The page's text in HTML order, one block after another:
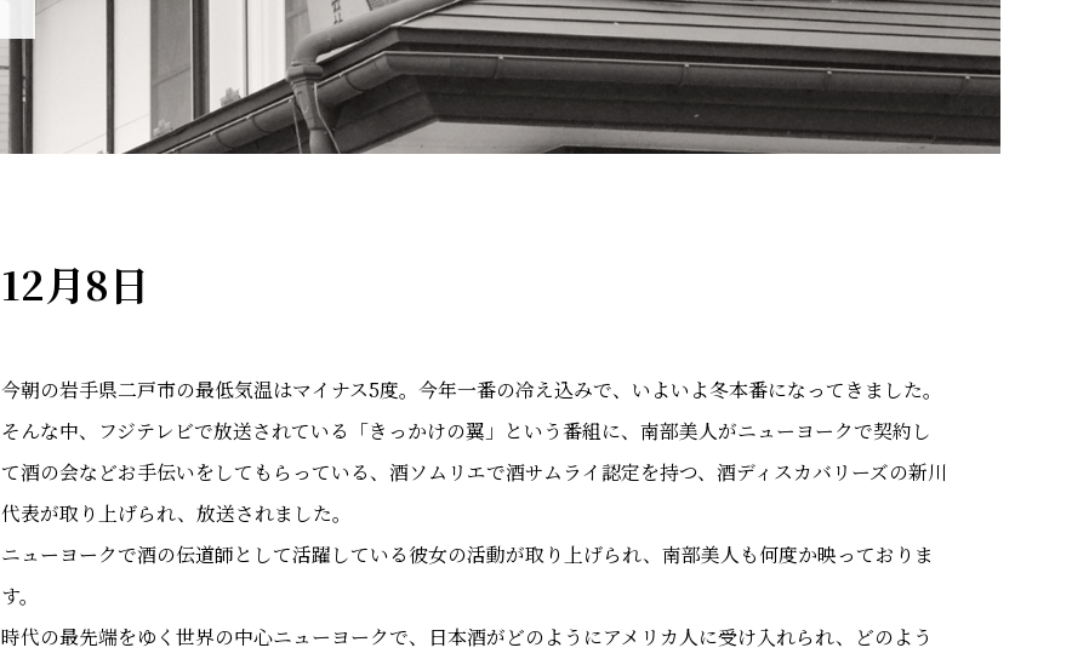
12月8日
今朝の岩手県二戸市の最低気温はマイナス5度。今年一番の冷え込みで、いよいよ冬本番になってきました。
そんな中、フジテレビで放送されている「きっかけの翼」という番組に、南部美人がニューヨークで契約し
て酒の会などお手伝いをしてもらっている、酒ソムリエで酒サムライ認定を持つ、酒ディスカバリーズの新川
代表が取り上げられ、放送されました。
ニューヨークで酒の伝道師として活躍している彼女の活動が取り上げられ、南部美人も何度か映っておりま
す。
時代の最先端をゆく世界の中心ニューヨークで、日本酒がどのようにアメリカ人に受け入れられ、どのよう